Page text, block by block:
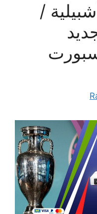
/
/ تجديد